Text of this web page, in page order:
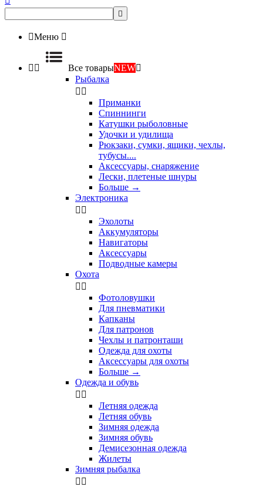

Меню 
  Все товарыNEW
Рыбалка
 
Приманки
Спиннинги
Катушки рыболовные
Удочки и удилища
Рюкзаки, сумки, ящики, чехлы,
тубусы....
Аксессуары, снаряжение
Лески, плетеные шнуры
Больше →
Электроника
 
Эхолоты
Аккумуляторы
Навигаторы
Аксессуары
Подводные камеры
Охота
 
Фотоловушки
Для пневматики
Капканы
Для патронов
Чехлы и патронташи
Одежда для охоты
Аксессуары для охоты
Больше →
Одежда и обувь
 
Летняя одежда
Летняя обувь
Зимняя одежда
Зимняя обувь
Демисезонная одежда
Жилеты
Зимняя рыбалка
 